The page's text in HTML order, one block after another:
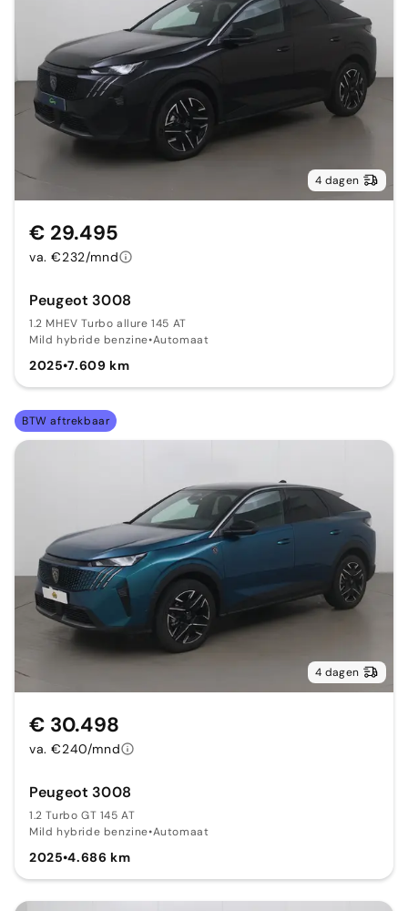
4 dagen
Peugeot 3008
1.2 MHEV Turbo allure 145 AT
Mild hybride benzine•Automaat
2025•7.609 km
€ 29.495
va. €232/mnd
BTW aftrekbaar
4 dagen
Peugeot 3008
1.2 Turbo GT 145 AT
Mild hybride benzine•Automaat
2025•4.686 km
€ 30.498
va. €240/mnd